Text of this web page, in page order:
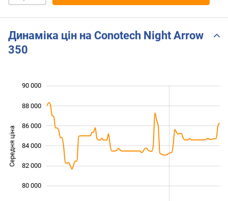
Динаміка цін на Conotech Night Arrow
350
Середня ціна 78 000
80 000
82 000
84 000
86 000
88 000
90 000